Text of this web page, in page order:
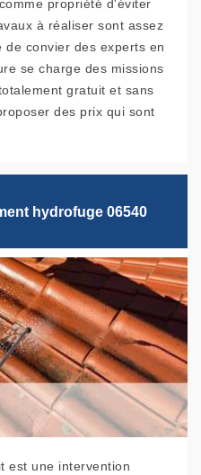
propriété d'éviter
à réaliser sont assez
convier des experts en
se charge des missions
gratuit et sans
des prix qui sont
hydrofuge 06540
est une intervention